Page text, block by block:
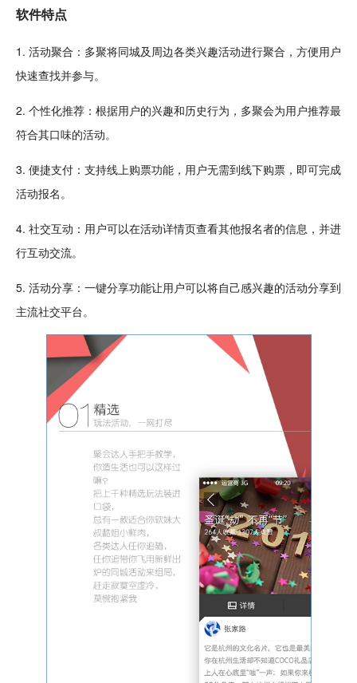
软件特点
1. 活动聚合：多聚将同城及周边各类兴趣活动进行聚合，方便用户
快速查找并参与。
2. 个性化推荐：根据用户的兴趣和历史行为，多聚会为用户推荐最
符合其口味的活动。
3. 便捷支付：支持线上购票功能，用户无需到线下购票，即可完成
活动报名。
4. 社交互动 ：用户可以在活动详情页查看其他报名者的信息，并进
行互动交流。
5. 活动分享：一键分享功能让用户可以将自己感兴趣的活动分享到
主流社交平台。